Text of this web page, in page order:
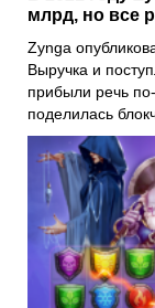
млрд, но все
Zynga
Выручка и
прибыли речь
поделилась